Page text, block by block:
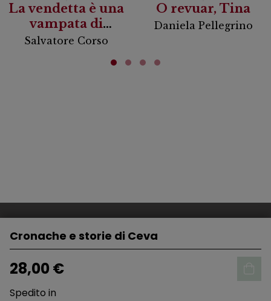
La vendetta è una
vampata di
scirocco
Salvatore Corso
O revuar, Tina
Daniela Pellegrino
Cronache e storie di Ceva
28,00 €
Spedito in